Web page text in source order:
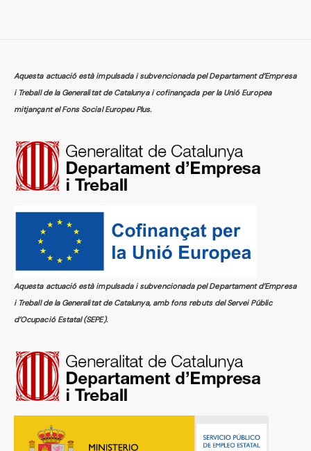
Aquesta actuació està impulsada i subvencionada pel Departament d’Empresa
i Treball de la Generalitat de Catalunya i cofinançada per la Unió Europea
mitjançant el Fons Social Europeu Plus.
Aquesta actuació està impulsada i subvencionada pel Departament d’Empresa
i Treball de la Generalitat de Catalunya, amb fons rebuts del Servei Públic
d’Ocupació Estatal (SEPE).